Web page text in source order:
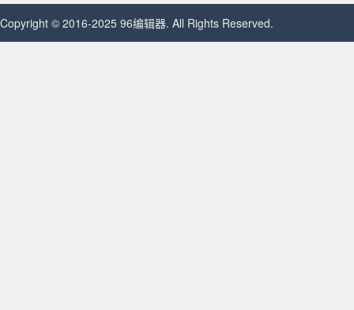
Copyright © 2016-2025 96编辑器. All Rights Reserved.